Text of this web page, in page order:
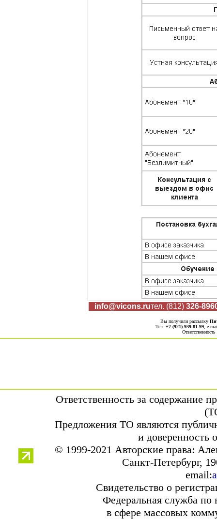
info@vicons.ruтел. (812) 326-
Вы получили рассылку
Тел. +7 (921) 939-81-99, е-
Ответственность за содержание
Предложения ТО являются
и доверенность
© 1999-2021 Авторские права:
Санкт-Петербург,
email:
Свидетельство о
Федеральная служба по
в сфере массовых